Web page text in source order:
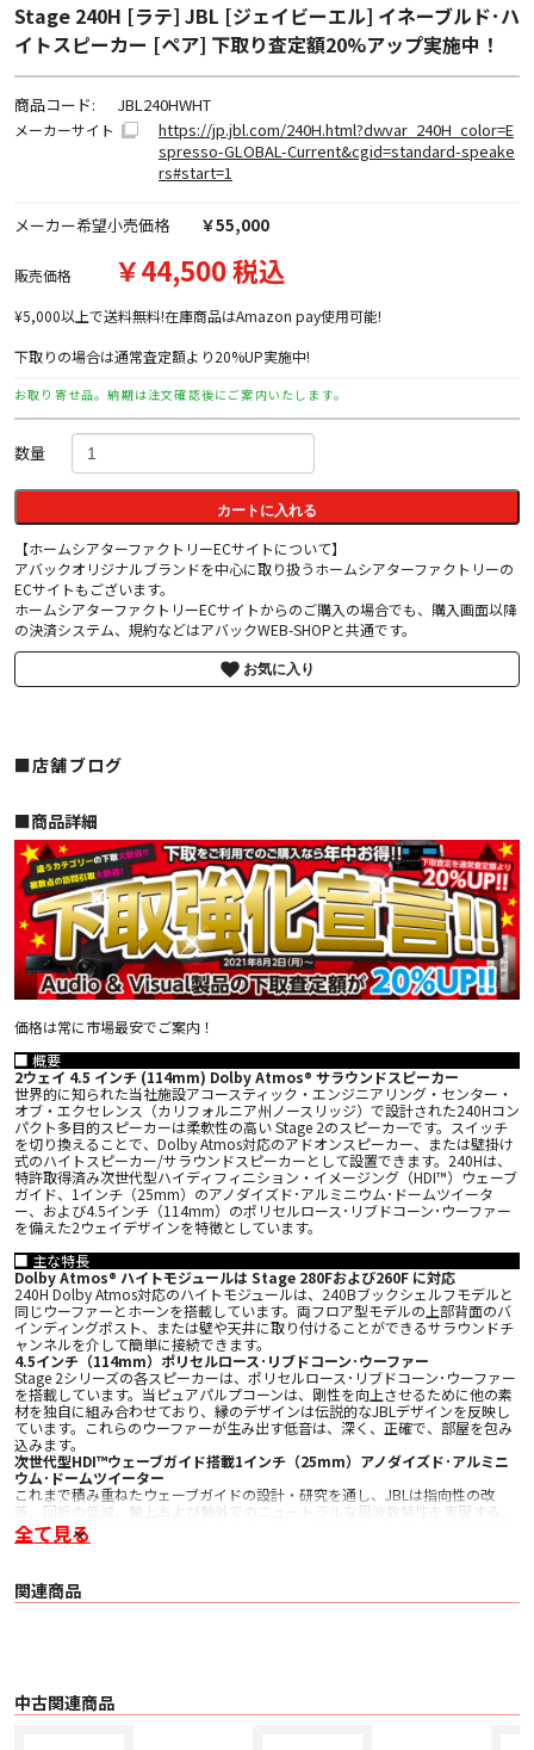
Stage 240H [ラテ] JBL [ジェイビーエル] イネーブルド･ハ
イトスピーカー [ペア] 下取り査定額20%アップ実施中！
商品コード: JBL240HWHT
メーカーサイト
https://jp.jbl.com/240H.html?dwvar_240H_color=E
spresso-GLOBAL-Current&cgid=standard-speake
rs#start=1
メーカー希望小売価格 ￥55,000
販売価格 ￥44,500 税込
¥5,000以上で送料無料!在庫商品はAmazon pay使用可能!
下取りの場合は通常査定額より20%UP実施中!
お取り寄せ品。納期は注文確認後にご案内いたします。
数量
カートに入れる
【ホームシアターファクトリーECサイトについて】
アバックオリジナルブランドを中心に取り扱うホームシアターファクトリーの
ECサイトもございます。
ホームシアターファクトリーECサイトからのご購入の場合でも、購入画面以降
の決済システム、規約などはアバックWEB-SHOPと共通です。
お気に入り
■店舗ブログ
■︎商品詳細
価格は常に市場最安でご案内！
■ 概要
2ウェイ 4.5 インチ (114mm) Dolby Atmos® サラウンドスピーカー
世界的に知られた当社施設アコースティック・エンジニアリング・センター・
オブ・エクセレンス（カリフォルニア州ノースリッジ）で設計された240Hコン
パクト多目的スピーカーは柔軟性の高い Stage 2のスピーカーです。スイッチ
を切り換えることで、Dolby Atmos対応のアドオンスピーカー、または壁掛け
式のハイトスピーカー/サラウンドスピーカーとして設置できます。240Hは、
特許取得済み次世代型ハイディフィニション・イメージング（HDI™）ウェーブ
ガイド、1インチ（25mm）のアノダイズド･アルミニウム･ドームツイータ
ー、および4.5インチ（114mm）のポリセルロース･リブドコーン･ウーファー
を備えた2ウェイデザインを特徴としています。
■ 主な特長
Dolby Atmos® ハイトモジュールは Stage 280Fおよび260F に対応
240H Dolby Atmos対応のハイトモジュールは、240Bブックシェルフモデルと
同じウーファーとホーンを搭載しています。両フロア型モデルの上部背面のバ
インディングポスト、または壁や天井に取り付けることができるサラウンドチ
ャンネルを介して簡単に接続できます。
4.5インチ（114mm）ポリセルロース･リブドコーン･ウーファー
Stage 2シリーズの各スピーカーは、ポリセルロース･リブドコーン･ウーファー
を搭載しています。当ピュアパルプコーンは、剛性を向上させるために他の素
材を独自に組み合わせており、縁のデザインは伝説的なJBLデザインを反映し
ています。これらのウーファーが生み出す低音は、深く、正確で、部屋を包み
込みます。
次世代型HDI™ウェーブガイド搭載1インチ（25mm）アノダイズド･アルミニ
ウム･ドームツイーター
これまで積み重ねたウェーブガイドの設計・研究を通し、JBLは指向性の改
善、回折の低減、軸上および軸外でのニュートラルな周波数特性を実現する、
複雑かつ特徴的な形状を開発しました。Stage 2のHDIホーンは、アノダイズド･
アルミニウム･ドームツイーターと組み合わせることで、効率性とダイナミク
Atmosバイパススイッチを使用し、高さチャンネルとして設定します。
ィングフロントバッフルデザインなど、ライン全体にプレミアムなディテール
を極めています。同価格帯のスピーカーにはあまり見られない高級さです。
全て見る
関連商品
中古関連商品